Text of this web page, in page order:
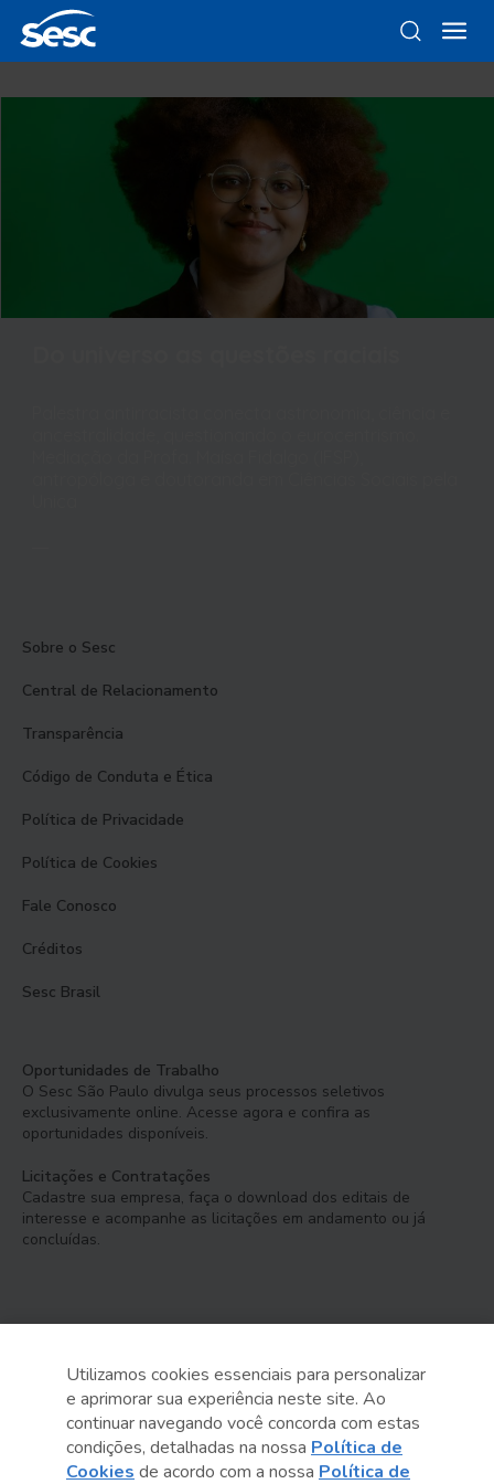
Sobre o Sesc
Central de Relacionamento
Transparência
Código de Conduta e Ética
Política de Privacidade
Política de Cookies
Fale Conosco
Créditos
Sesc Brasil
Oportunidades de Trabalho
O Sesc São Paulo divulga seus processos seletivos
exclusivamente online. Acesse agora e confira as
oportunidades disponíveis.
Licitações e Contratações
Cadastre sua empresa, faça o download dos editais de
interesse e acompanhe as licitações em andamento ou já
concluídas.
Serviço Social do Comércio
Administração Regional no Estado de São Paulo
Utilizamos cookies essenciais para personalizar
e aprimorar sua experiência neste site. Ao
continuar navegando você concorda com estas
condições, detalhadas na nossa Política de
Cookies de acordo com a nossa Política de